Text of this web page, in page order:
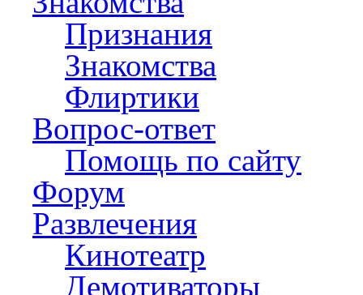
Признания
Знакомства
Флиртики
Вопрос-ответ
Помощь по сайту
Форум
Развлечения
Кинотеатр
Демотиваторы